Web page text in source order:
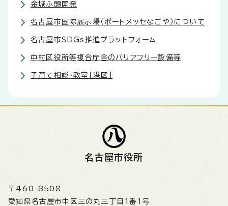
金城ふ頭開発
名古屋市国際展示場（ポートメッセなごや）について
名古屋市SDGs推進プラットフォーム
中村区役所等複合庁舎のバリアフリー設備等
子育て相談・教室［港区］
名古屋市役所
〒460-8508
愛知県名古屋市中区三の丸三丁目1番1号